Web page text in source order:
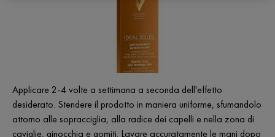
Applicare 2-4 volte a settimana a seconda dell'effetto
desiderato. Stendere il prodotto in maniera uniforme, sfumandolo
attorno alle sopracciglia, alla radice dei capelli e nella zona di
caviglie, ginocchia e gomiti. Lavare accuratamente le mani dopo